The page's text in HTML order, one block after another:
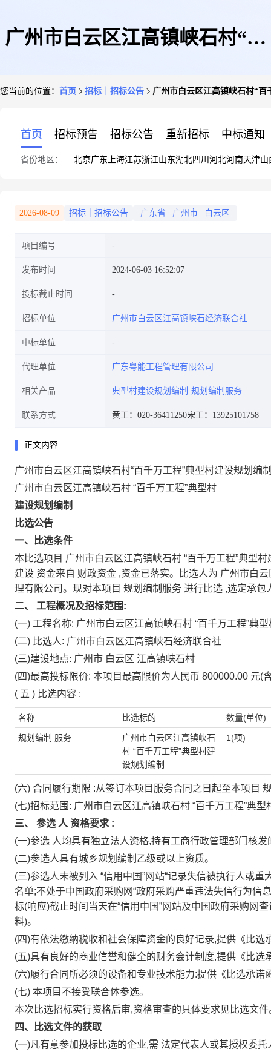
广州市白云区江高镇峡石村“百
您当前的位置： 首页 招标｜招标公告 广州市白云区江高镇峡石村“
首页 招标预告 招标公告 重新招标 中标通知
省份地区： 北京广东 上海江苏浙江山东湖北四川 河北河南天津山
2026-08-09 招标｜招标公告 广东省 广州市 白云区
项目编号
发布时间 2024-06-03 16:52:07
投标截止时间
招标单位 广州市白云区江高镇峡石经济联合社
中标单位
代理单位 广东粤能工程管理有限公司
相关产品 典型村建设规划编制 规划编制服务
联系方式 黄工：020-36411250宋工：13925101758
正文内容
广州市白云区江高镇峡石村“百千万工程”典型村建设规划编
广州市白云区江高镇峡石村 “百千万工程”典型村
建设规划编制
比选公告
一、比选条件
本比选项目 广州市白云区江高镇峡石村 “百千万工程”典型
建设 资金来自 财政资金 ,资金已落实。比选人为 广州市白
理有限公司。现对本项目 规划编制服务 进行比选 ,选定承包
二、 工程概况及招标范围:
(一) 工程名称: 广州市白云区江高镇峡石村 “百千万工程”典
(二) 比选人: 广州市白云区江高镇峡石经济联合社
(三)建设地点: 广州市 白云区 江高镇峡石村
(四)最高投标限价: 本项目最高限价为人民币 800000.00 元(
( 五 ) 比选内容 :
名称 比选标的 数量(单位)
规划编制 服务
广州市白云区江高镇峡石
村 “百千万工程”典型村建
设规划编制
1(项)
(六) 合同履行期限 :从签订本项目服务合同之日起至本项目
(七)招标范围: 广州市白云区江高镇峡石村 “百千万工程”典
三、 参选 人 资格要求 :
(一)参选 人均具有独立法人资格,持有工商行政管理部门核
(二)参选人具有城乡规划编制乙级或以上资质。
(三)参选人未被列入 “信用中国”网站“记录失信被执行人或
名单;不处于中国政府采购网“政府采购严重违法失信行为信
标(响应)截止时间当天在“信用中国”网站及中国政府采购网
料)。
(四)有依法缴纳税收和社会保障资金的良好记录,提供《比选
(五)具有良好的商业信誉和健全的财务会计制度,提供《比选
(六)履行合同所必须的设备和专业技术能力:提供《比选承诺
(七) 本项目不接受联合体参选。
本次比选招标实行资格后审,资格审查的具体要求见比选文
四、比选文件的获取
(一)凡有意参加投标比选的企业,需 法定代表人或其授权委